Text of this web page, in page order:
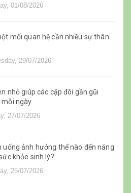
01/08/2026
mối quan hệ cần nhiều sự thân
29/07/2026
nhỏ giúp các cặp đôi gần gũi
mỗi ngày
27/07/2026
uống ảnh hưởng thế nào đến năng
khỏe sinh lý?
25/07/2026